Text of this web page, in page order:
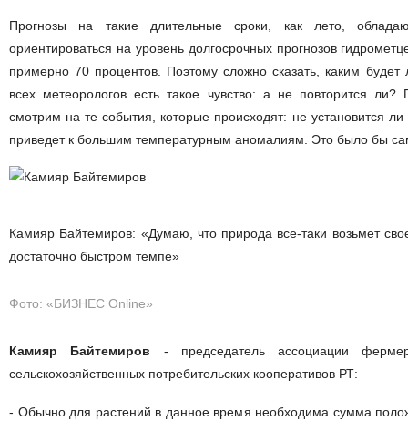
Прогнозы на такие длительные сроки, как лето,
ориентироваться на уровень долгосрочных прогнозов
примерно 70 процентов. Поэтому сложно сказать, каким
всех метеорологов есть такое чувство: а не повторится
смотрим на те события, которые происходят: не установится ли
приведет к большим температурным аномалиям. Это было бы
Камияр Байтемиров: «Думаю, что природа все-таки возьмет
достаточно быстром темпе»
Фото: «БИЗНЕС Online»
Камияр Байтемиров - председатель ассоциации
сельскохозяйственных потребительских кооперативов РТ:
- Обычно для растений в данное время необходима сумма